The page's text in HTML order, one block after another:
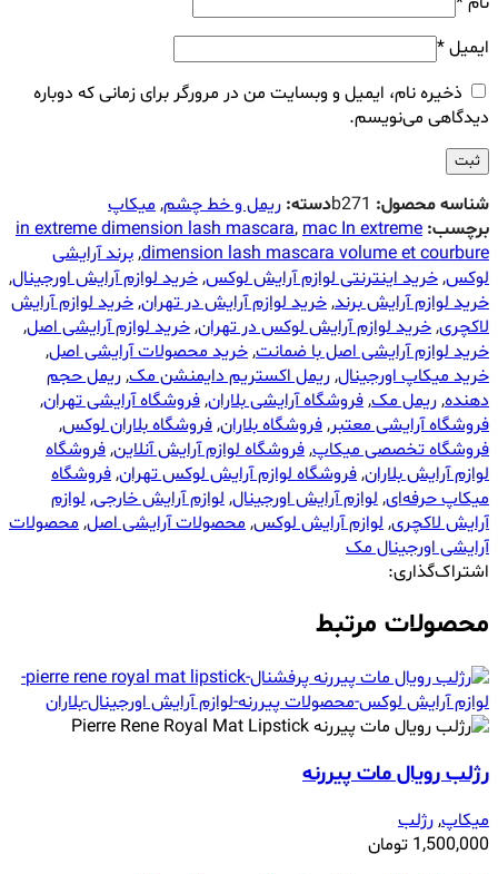
ایمیل*
ذخیره نام، ایمیل و وبسایت من در مرورگر برای زمانی که دوباره
دیدگاهی می‌نویسم.
شناسه محصول: b271دسته: ریمل و خط چشم,میکاپ
برچسب:
in extreme dimension lash mascara,mac In extreme
dimension lash mascara volume et courbure
,برند آرایشی
لوکس,خرید اینترنتی لوازم آرایش لوکس,خرید لوازم آرایش اورجینال,
خرید لوازم آرایش برند,خرید لوازم آرایش در تهران,خرید لوازم آرایش
لاکچری,خرید لوازم آرایش لوکس در تهران,خرید لوازم آرایشی اصل,
خرید لوازم آرایشی اصل با ضمانت,خرید محصولات آرایشی اصل,
خرید میکاپ اورجینال,ريمل اكستريم دايمنشن مک,ریمل حجم
دهنده,ریمل مک,فروشگاه آرایشی بلاران,فروشگاه آرایشی تهران,
فروشگاه آرایشی معتبر,فروشگاه بلاران,فروشگاه بلاران لوکس,
فروشگاه تخصصی میکاپ,فروشگاه لوازم آرایش آنلاین,فروشگاه
لوازم آرایش بلاران,فروشگاه لوازم آرایش لوکس تهران,فروشگاه
میکاپ حرفه‌ای,لوازم آرایش اورجینال,لوازم آرایش خارجی,لوازم
آرایش لاکچری,لوازم آرایش لوکس,محصولات آرایشی اصل,محصولات
آرایشی اورجینال مک
اشتراک‌گذاری:
محصولات مرتبط
رژلب رویال مات پیررنه
میکاپ,رژلب
1,500,000 تومان